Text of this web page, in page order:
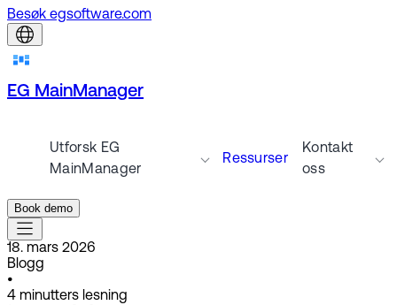
Besøk egsoftware.com
EG MainManager
Utforsk EG
MainManager
Ressurser
Kontakt
oss
Book demo
18. mars 2026
Blogg
•
4 minutters lesning